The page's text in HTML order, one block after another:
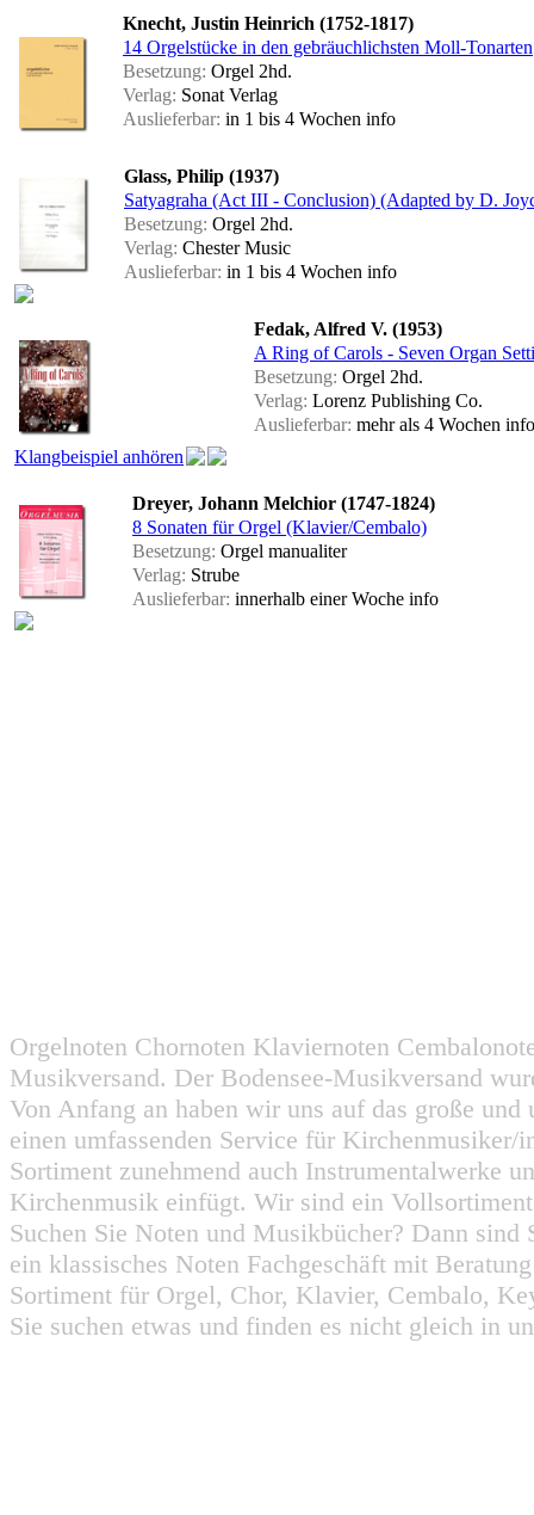
Knecht, Justin Heinrich (1752-1817)
14 Orgelstücke in den gebräuchlichsten Moll-Tonarten
Besetzung: Orgel 2hd.
Verlag: Sonat Verlag
Auslieferbar: in 1 bis 4 Wochen info
Glass, Philip (1937)
Satyagraha (Act III - Conclusion) (Adapted by D.
Besetzung: Orgel 2hd.
Verlag: Chester Music
Auslieferbar: in 1 bis 4 Wochen info
Klangbeispiel anhören
Fedak, Alfred V. (1953)
A Ring of Carols - Seven Organ
Besetzung: Orgel 2hd.
Verlag: Lorenz Publishing Co.
Auslieferbar: mehr als 4 Wochen info
Dreyer, Johann Melchior (1747-1824)
8 Sonaten für Orgel (Klavier/Cembalo)
Besetzung: Orgel manualiter
Verlag: Strube
Auslieferbar: innerhalb einer Woche info
Orgelnoten Chornoten Klaviernoten
Musikversand. Der Bodensee-Musikversand
Von Anfang an haben wir uns auf das große
einen umfassenden Service für
Sortiment zunehmend auch Instrumentalwerke
Kirchenmusik einfügt. Wir sind ein
Suchen Sie Noten und Musikbücher? Dann
ein klassisches Noten Fachgeschäft mit
Sortiment für Orgel, Chor, Klavier, Cembalo,
Sie suchen etwas und finden es nicht gleich in